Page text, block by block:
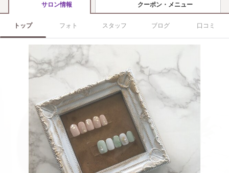
サロン情報 クーポン・メニュー
トップ フォト スタッフ ブログ 口コミ